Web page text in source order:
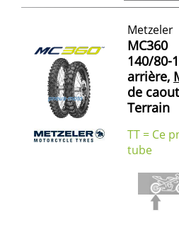
Metzeler
MC360
140/80-
arrière,
de
Terrain
TT = Ce
tube